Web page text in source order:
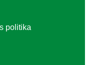
politika